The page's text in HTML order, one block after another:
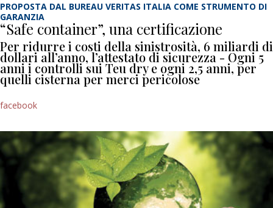
PROPOSTA DAL BUREAU VERITAS ITALIA COME STRUMENTO DI
GARANZIA
“Safe container”, una certificazione
Per ridurre i costi della sinistrosità, 6 miliardi di
dollari all’anno, l’attestato di sicurezza - Ogni 5
anni i controlli sui Teu dry e ogni 2,5 anni, per
quelli cisterna per merci pericolose
facebook